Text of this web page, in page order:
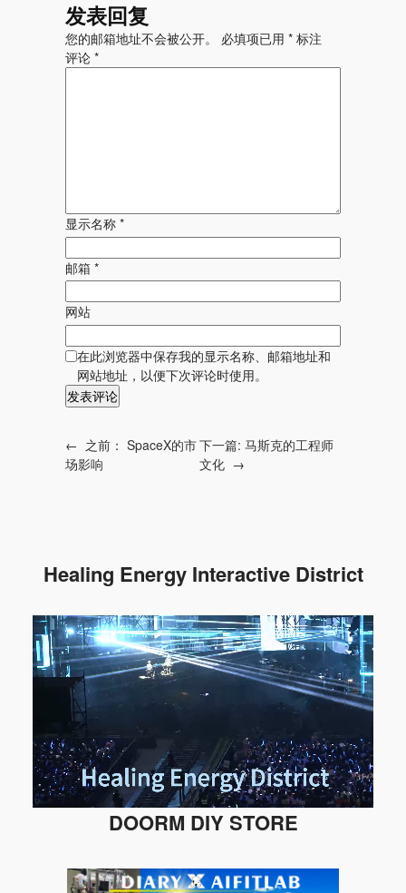
发表回复
您的邮箱地址不会被公开。 必填项已用 *标注
评论 *
显示名称 *
邮箱 *
网站
在此浏览器中保存我的显示名称、邮箱地址和
网站地址，以便下次评论时使用。
← 之前： SpaceX的市
场影响
下一篇: 马斯克的工程师
文化 →
Healing Energy Interactive District
DOORM DIY STORE